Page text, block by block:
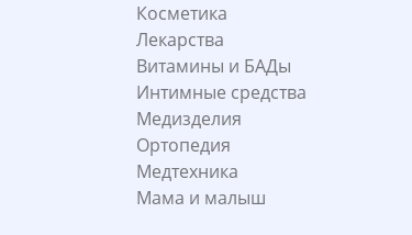
Косметика
Лекарства
Витамины и БАДы
Интимные средства
Медизделия
Ортопедия
Медтехника
Мама и малыш